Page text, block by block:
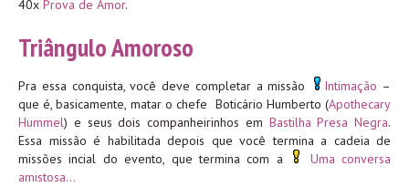
40x Prova de Amor.
Triângulo Amoroso
Pra essa conquista, você deve completar a missão Intimação –
que é, basicamente, matar o chefe Boticário Humberto (Apothecary
Hummel) e seus dois companheirinhos em Bastilha Presa Negra.
Essa missão é habilitada depois que você termina a cadeia de
missões incial do evento, que termina com a
Uma conversa
amistosa…